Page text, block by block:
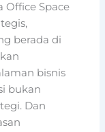
Office Space
berada di
bisnis
bukan
Dan